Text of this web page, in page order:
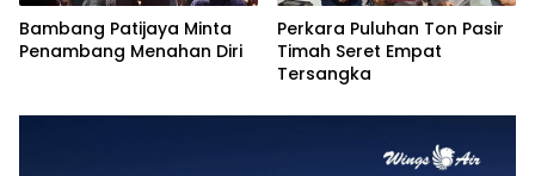
Bambang Patijaya Minta
Penambang Menahan Diri
Perkara Puluhan Ton Pasir
Timah Seret Empat
Tersangka